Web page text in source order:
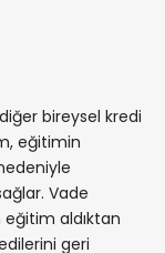
bireysel kredi
eğitimin
Vade
aldıktan
geri